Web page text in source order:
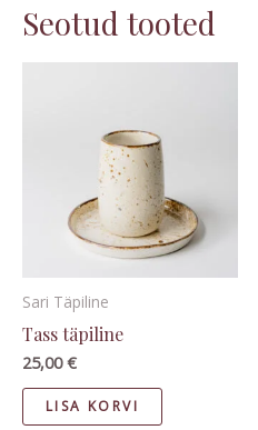
Seotud tooted
Sari Täpiline
Tass täpiline
25,00€
LISA KORVI